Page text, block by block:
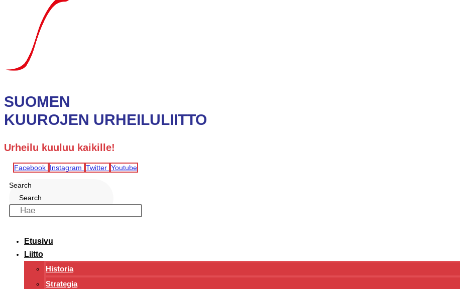
SUOMEN
KUUROJEN URHEILULIITTO
Urheilu kuuluu kaikille!
Facebook Instagram Twitter Youtube
Search
Search
Etusivu
Liitto
Historia
Strategia